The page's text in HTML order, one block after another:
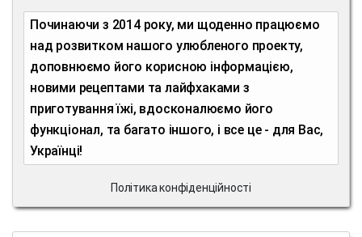
Починаючи з 2014 року, ми щоденно працюємо
над розвитком нашого улюбленого проекту,
доповнюємо його корисною інформацією,
новими рецептами та лайфхаками з
приготування їжі, вдосконалюємо його
функціонал, та багато іншого, і все це - для Вас,
Українці!
Політика конфіденційності